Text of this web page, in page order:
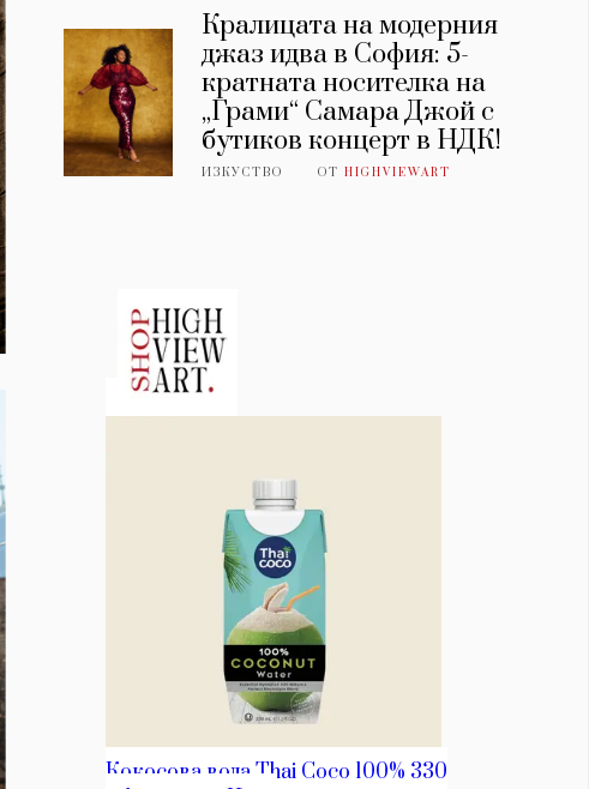
Кралицата на модерния
джаз идва в София: 5-
кратната носителка на
„Грами“ Самара Джой с
бутиков концерт в НДК!
ИЗКУСТВО ОТHIGHVIEWART